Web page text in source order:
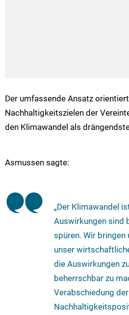
Der umfassende Ansatz
Nachhaltigkeitszielen der
den Klimawandel als
Asmussen sagte:
„Der Klimawandel
Auswirkungen sind
spüren. Wir bringen
unser
die Auswirkungen
beherrschbar zu
Verabschiedung der